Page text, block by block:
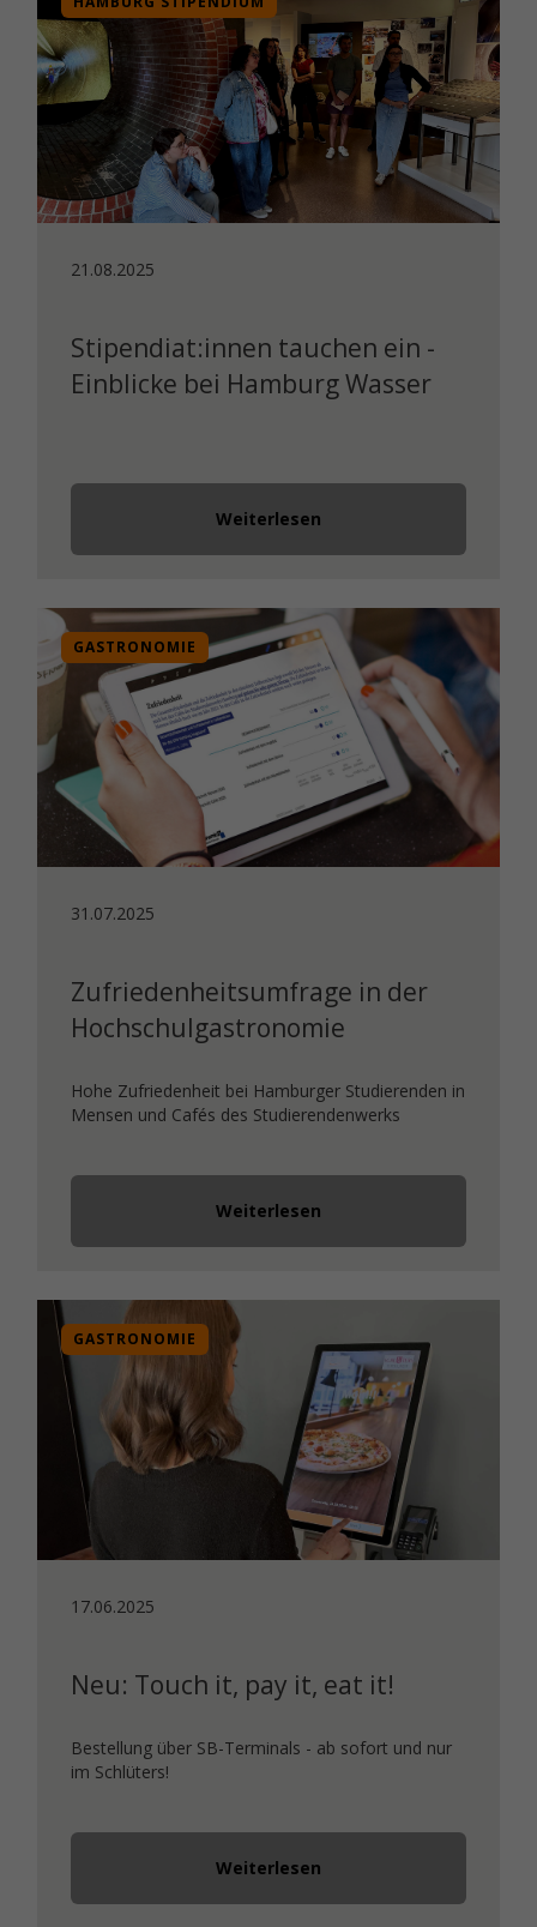
21.08.2025
Stipendiat:innen tauchen ein -
Einblicke bei Hamburg Wasser
Weiterlesen
GASTRONOMIE
31.07.2025
Zufriedenheitsumfrage in der
Hochschulgastronomie
Hohe Zufriedenheit bei Hamburger Studierenden in
Mensen und Cafés des Studierendenwerks
Weiterlesen
GASTRONOMIE
17.06.2025
Neu: Touch it, pay it, eat it!
Bestellung über SB-Terminals - ab sofort und nur
im Schlüters!
Weiterlesen